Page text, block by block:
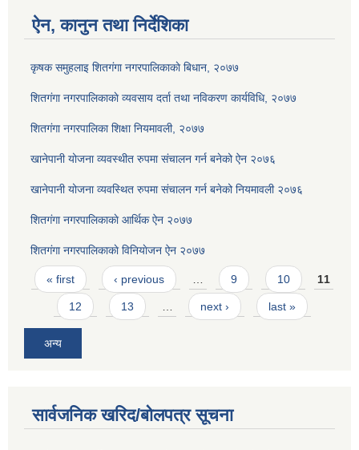
ऐन, कानुन तथा निर्देशिका
कृषक समुहलाइ शितग‌ंगा नगरपालिकाकाे बिधान, २०७७
शितगंगा नगरपालिकाकाे व्यवसाय दर्ता तथा नविकरण कार्यविधि, २०७७
शितगंगा नगरपालिका शिक्षा नियमावली, २०७७
खानेपानी योजना व्यवस्थीत रुपमा संचालन गर्न बनेको ऐन २०७६
खानेपानी योजना व्यवस्थित रुपमा संचालन गर्न बनेको नियमावली २०७६
शितगंगा नगरपालिकाकाे आर्थिक ऐन २०७७
शितगंगा नगरपालिकाकाे विनियाेजन ऐन २०७७
Pages
« first ‹ previous 9 10 11
12 13 next › last »
अन्य
सार्वजनिक खरिद/बोलपत्र सूचना